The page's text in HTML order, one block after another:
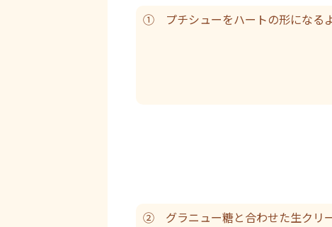
① プチシューをハートの形になるよ
② グラニュー糖と合わせた生クリ